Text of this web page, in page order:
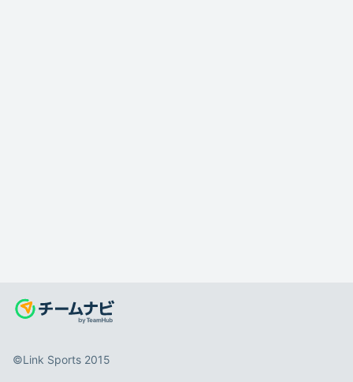
©️Link Sports 2015